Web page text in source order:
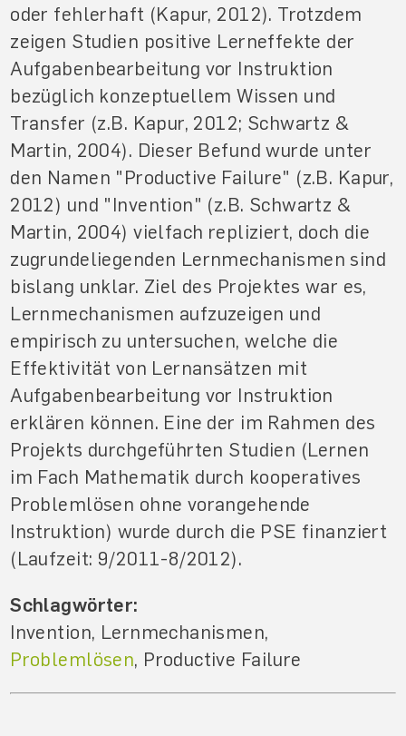
oder fehlerhaft (Kapur, 2012). Trotzdem
zeigen Studien positive Lerneffekte der
Aufgabenbearbeitung vor Instruktion
bezüglich konzeptuellem Wissen und
Transfer (z.B. Kapur, 2012; Schwartz &
Martin, 2004). Dieser Befund wurde unter
den Namen "Productive Failure" (z.B. Kapur,
2012) und "Invention" (z.B. Schwartz &
Martin, 2004) vielfach repliziert, doch die
zugrundeliegenden Lernmechanismen sind
bislang unklar. Ziel des Projektes war es,
Lernmechanismen aufzuzeigen und
empirisch zu untersuchen, welche die
Effektivität von Lernansätzen mit
Aufgabenbearbeitung vor Instruktion
erklären können. Eine der im Rahmen des
Projekts durchgeführten Studien (Lernen
im Fach Mathematik durch kooperatives
Problemlösen ohne vorangehende
Instruktion) wurde durch die PSE finanziert
(Laufzeit: 9/2011-8/2012).
Schlagwörter:
Invention, Lernmechanismen,
Problemlösen, Productive Failure